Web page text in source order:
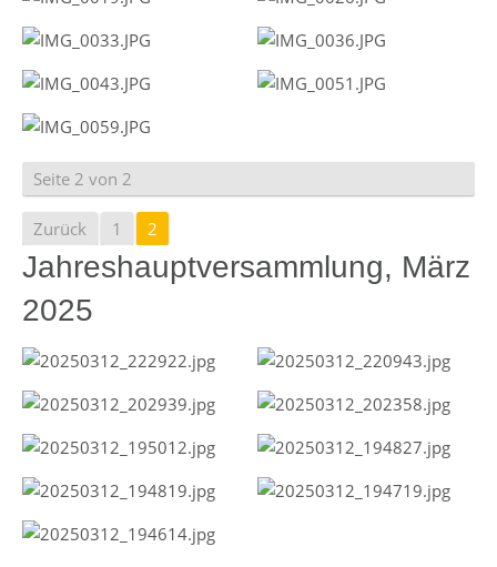
Seite 2 von 2
Zurück 1 2
Jahreshauptversammlung, März
2025